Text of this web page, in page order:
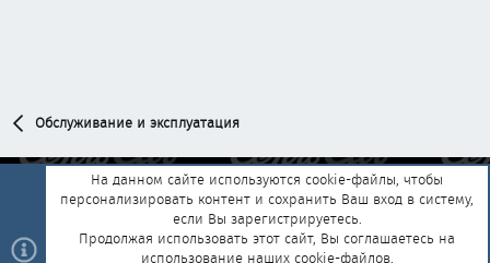
Обслуживание и эксплуатация
Обратная связь
Условия и правила
Политика конфиденциальности
Помощь Главная
R
На данном сайте используются cookie-файлы, чтобы
персонализировать контент и сохранить Ваш вход в систему,
если Вы зарегистрируетесь.
Продолжая использовать этот сайт, Вы соглашаетесь на
использование наших cookie-файлов.